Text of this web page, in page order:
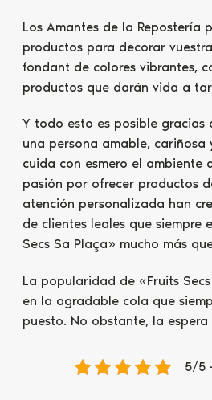
Los Amantes de la Repostería
productos para decorar
fondant de colores vibrantes,
productos que darán vida a
Y todo esto es posible
una persona amable, cariñosa
cuida con esmero el ambiente
pasión por ofrecer productos
atención personalizada han
de clientes leales que siempre
Secs Sa Plaça» mucho más
La popularidad de «Fruits
en la agradable cola que
puesto. No obstante, la
5/5